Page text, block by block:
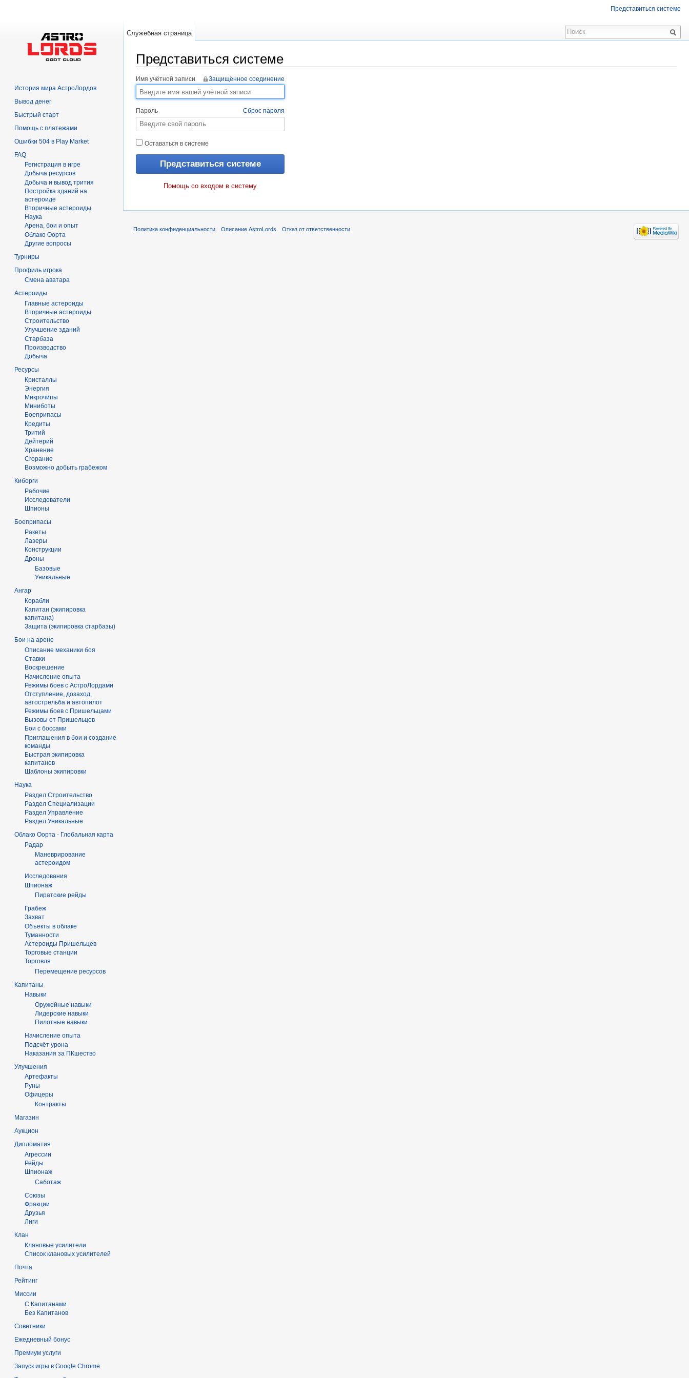
Представиться системе
Имя учётной записи Защищённое соединение
Пароль Сброс пароля
Оставаться в системе
Помощь со входом в систему
Представиться системе
Служебная страница
История мира АстроЛордов
Вывод денег
Быстрый старт
Помощь с платежами
Ошибки 504 в Play Market
FAQ
Регистрация в игре
Добыча ресурсов
Добыча и вывод трития
Постройка зданий на
астероиде
Вторичныe астероиды
Hаука
Арена, бои и опыт
Облако Оорта
Другие вопросы
Турниры
Профиль игрока
Смена аватара
Астероиды
Главные астероиды
Вторичные астероиды
Строительство
Улучшение зданий
Старбаза
Производство
Добыча
Ресурсы
Кристаллы
Энергия
Микрочипы
Миниботы
Боеприпасы
Кредиты
Тритий
Дейтерий
Хранение
Сгорание
Возможно добыть грабежом
Киборги
Рабочие
Исследователи
Шпионы
Боеприпасы
Ракеты
Лазеры
Конструкции
Дроны
Базовые
Уникальные
Ангар
Корабли
Капитан (экипировка
капитана)
Защита (экипировка старбазы)
Бои на арене
Описание механики боя
Ставки
Воскрешение
Начисление опыта
Режимы боев с АстроЛордами
Отступление, дозаход,
автострельба и автопилот
Режимы боев с Пришельцами
Вызовы от Пришельцев
Бои с боссами
Приглашения в бои и создание
команды
Быстрая экипировка
капитанов
Шаблоны экипировки
Наука
Раздел Строительство
Раздел Специализации
Раздел Управление
Раздел Уникальные
Облако Оорта - Глобальная карта
Радар
Маневрирование
астероидом
Исследования
Шпионаж
Пиратские рейды
Грабеж
Захват
Объекты в облаке
Туманности
Астероиды Пришельцев
Торговые станции
Торговля
Перемещение ресурсов
Капитаны
Навыки
Оружейные навыки
Лидерские навыки
Пилотные навыки
Начисление опыта
Подсчёт урона
Наказания за ПКшество
Улучшения
Артефакты
Руны
Офицеры
Контракты
Магазин
Аукцион
Дипломатия
Агрессии
Рейды
Шпионаж
Саботаж
Союзы
Фракции
Друзья
Лиги
Клан
Клановые усилители
Список клановых усилителей
Почта
Рейтинг
Миссии
С Капитанами
Без Капитанов
Советники
Ежедневный бонус
Премиум услуги
Запуск игры в Google Chrome
Политика конфиденциальности Описание AstroLords Отказ от ответственности